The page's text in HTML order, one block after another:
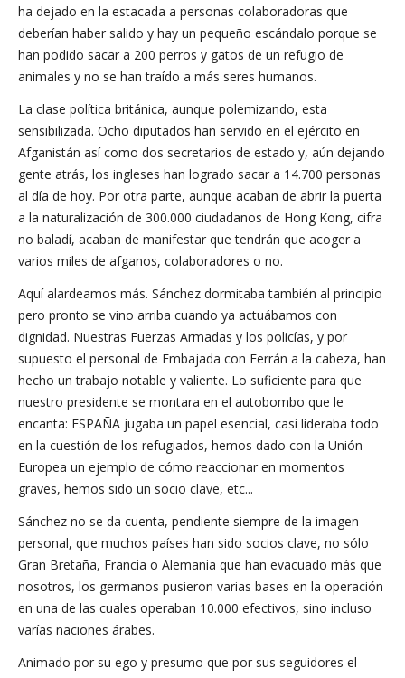
ha dejado en la estacada a personas colaboradoras que
deberían haber salido y hay un pequeño escándalo porque se
han podido sacar a 200 perros y gatos de un refugio de
animales y no se han traído a más seres humanos.
La clase política británica, aunque polemizando, esta
sensibilizada. Ocho diputados han servido en el ejército en
Afganistán así como dos secretarios de estado y, aún dejando
gente atrás, los ingleses han logrado sacar a 14.700 personas
al día de hoy. Por otra parte, aunque acaban de abrir la puerta
a la naturalización de 300.000 ciudadanos de Hong Kong, cifra
no baladí, acaban de manifestar que tendrán que acoger a
varios miles de afganos, colaboradores o no.
Aquí alardeamos más. Sánchez dormitaba también al principio
pero pronto se vino arriba cuando ya actuábamos con
dignidad. Nuestras Fuerzas Armadas y los policías, y por
supuesto el personal de Embajada con Ferrán a la cabeza, han
hecho un trabajo notable y valiente. Lo suficiente para que
nuestro presidente se montara en el autobombo que le
encanta: ESPAÑA jugaba un papel esencial, casi lideraba todo
en la cuestión de los refugiados, hemos dado con la Unión
Europea un ejemplo de cómo reaccionar en momentos
graves, hemos sido un socio clave, etc...
Sánchez no se da cuenta, pendiente siempre de la imagen
personal, que muchos países han sido socios clave, no sólo
Gran Bretaña, Francia o Alemania que han evacuado más que
nosotros, los germanos pusieron varias bases en la operación
en una de las cuales operaban 10.000 efectivos, sino incluso
varías naciones árabes.
Animado por su ego y presumo que por sus seguidores el